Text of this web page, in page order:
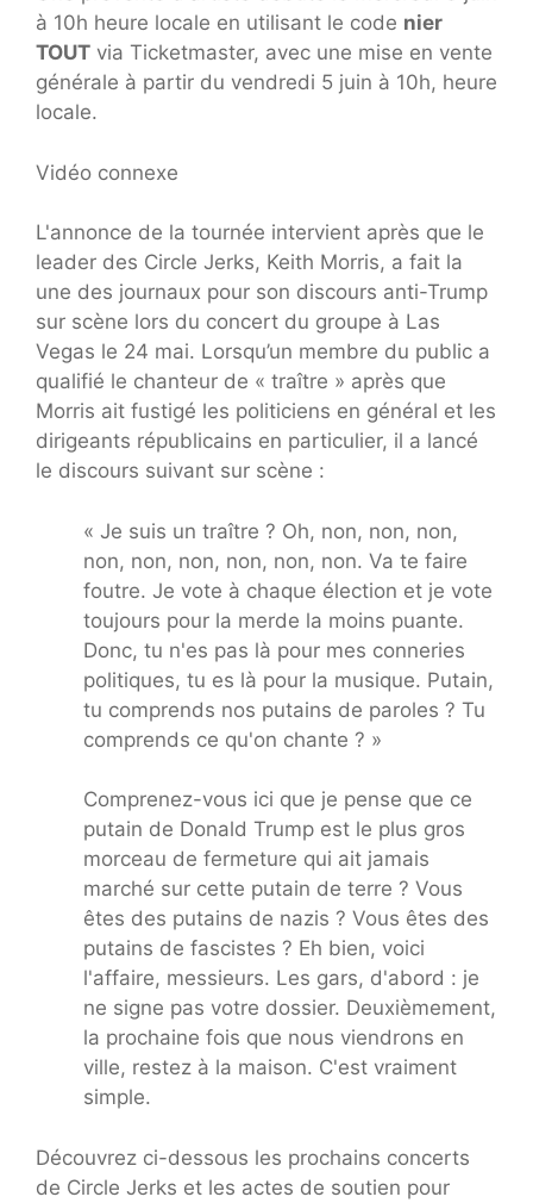
à 10h heure locale en utilisant le code nier
TOUT via Ticketmaster, avec une mise en vente
générale à partir du vendredi 5 juin à 10h, heure
locale.
Vidéo connexe
L'annonce de la tournée intervient après que le
leader des Circle Jerks, Keith Morris, a fait la
une des journaux pour son discours anti-Trump
sur scène lors du concert du groupe à Las
Vegas le 24 mai. Lorsqu’un membre du public a
qualifié le chanteur de « traître » après que
Morris ait fustigé les politiciens en général et les
dirigeants républicains en particulier, il a lancé
le discours suivant sur scène :
« Je suis un traître ? Oh, non, non, non,
non, non, non, non, non, non. Va te faire
foutre. Je vote à chaque élection et je vote
toujours pour la merde la moins puante.
Donc, tu n'es pas là pour mes conneries
politiques, tu es là pour la musique. Putain,
tu comprends nos putains de paroles ? Tu
comprends ce qu'on chante ? »
Comprenez-vous ici que je pense que ce
putain de Donald Trump est le plus gros
morceau de fermeture qui ait jamais
marché sur cette putain de terre ? Vous
êtes des putains de nazis ? Vous êtes des
putains de fascistes ? Eh bien, voici
l'affaire, messieurs. Les gars, d'abord : je
ne signe pas votre dossier. Deuxièmement,
la prochaine fois que nous viendrons en
ville, restez à la maison. C'est vraiment
simple.
Découvrez ci-dessous les prochains concerts
de Circle Jerks et les actes de soutien pour